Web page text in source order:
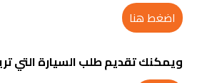
اضغط هنا
ويمكنك تقديم طلب السيارة التي